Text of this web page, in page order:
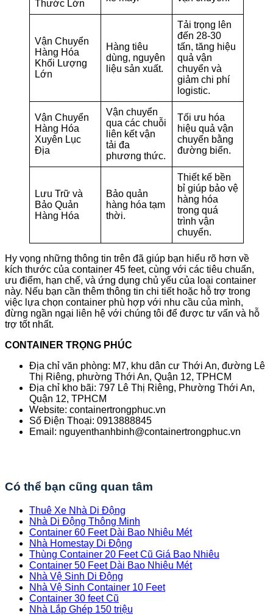
Thước Lớn
Vận Chuyển
Hàng Hóa
Khối Lượng
Lớn
Hàng tiêu
dùng, nguyên
liệu sản xuất.
Tải trọng lên
đến 28-30
tấn, tăng hiệu
quả vận
chuyển và
giảm chi phí
logistic.
Vận Chuyển
Hàng Hóa
Xuyên Lục
Địa
Vận chuyển
qua các chuỗi
liên kết vận
tải đa
phương thức.
Tối ưu hóa
hiệu quả vận
chuyển bằng
đường biển.
Lưu Trữ và
Bảo Quản
Hàng Hóa
Bảo quản
hàng hóa tạm
thời.
Thiết kế bền
bỉ giúp bảo vệ
hàng hóa
trong quá
trình vận
chuyển.
Hy vọng những thông tin trên đã giúp bạn hiểu rõ hơn về
kích thước của container 45 feet, cùng với các tiêu chuẩn,
ưu điểm, hạn chế, và ứng dụng chủ yếu của loại container
này. Nếu bạn cần thêm thông tin chi tiết hoặc hỗ trợ trong
việc lựa chọn container phù hợp với nhu cầu của mình,
đừng ngần ngại liên hệ với chúng tôi để được tư vấn và hỗ
trợ tốt nhất.
CONTAINER TRỌNG PHÚC
Địa chỉ văn phòng: M7, khu dân cư Thới An, đường Lê
Thị Riêng, phường Thới An, Quận 12, TPHCM
Địa chỉ kho bãi: 797 Lê Thị Riêng, Phường Thới An,
Quận 12, TPHCM
Website: containertrongphuc.vn
Số Điện Thoại: 0913888845
Email: nguyenthanhbinh@containertrongphuc.vn
Có thể bạn cũng quan tâm
Thuê Xe Nhà Di Động
Nhà Di Động Thông Minh
Container 60 Feet Dài Bao Nhiêu Mét
Nhà Homestay Di Động
Thùng Container 20 Feet Cũ Giá Bao Nhiêu
Container 50 Feet Dài Bao Nhiêu Mét
Nhà Vệ Sinh Di Động
Nhà Vệ Sinh Container 10 Feet
Container 30 feet Cũ
Nhà Lắp Ghép 150 triệu